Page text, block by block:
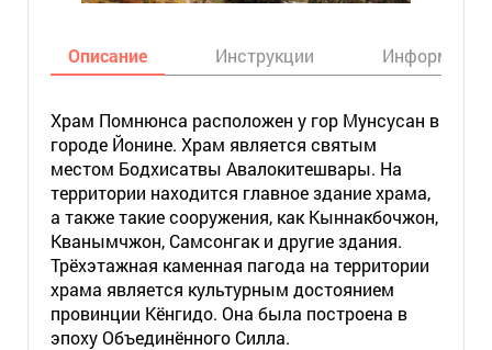
Описание Инструкции Информация
Храм Помнюнса расположен у гор Мунсусан в
городе Йонине. Храм является святым
местом Бодхисатвы Авалокитешвары. На
территории находится главное здание храма,
а также такие сооружения, как Кыннакбочжон,
Кванымчжон, Самсонгак и другие здания.
Трёхэтажная каменная пагода на территории
храма является культурным достоянием
провинции Кёнгидо. Она была построена в
эпоху Объединённого Силла.